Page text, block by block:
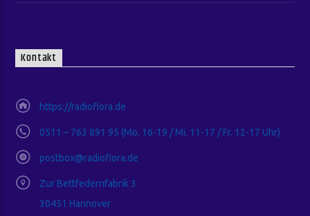
Kontakt
https://radioflora.de
0511 – 763 891 95 (Mo. 16-19 / Mi. 11-17 / Fr. 12-17 Uhr)
postbox@radioflora.de
Zur Bettfedernfabrik 3
30451 Hannover